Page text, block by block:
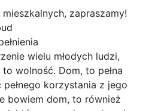
zapraszamy!
wielu młodych ludzi,
wolność. Dom, to pełna
korzystania z jego
bowiem dom, to również